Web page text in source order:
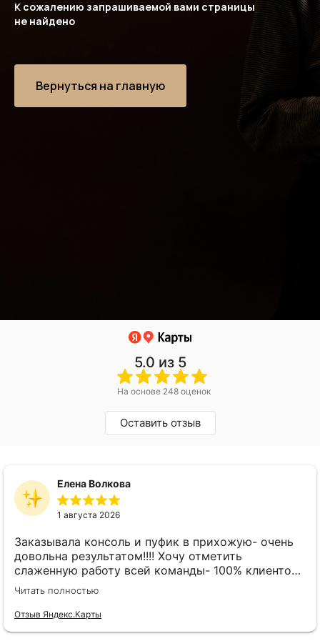
К сожалению запрашиваемой вами страницы
не найдено
Вернуться на главную
5.0 из 5
На основе 248 оценок
Оставить отзыв
Елена Волкова
1 августа 2026
Заказывала консоль и пуфик в прихожую- очень
довольна результатом!!!! Хочу отметить
слаженную работу всей команды- 100% клиенто
ориентированная команда!!!! При заказе
внимательно слушают заказчика , что очень
облегчает подбор материала и цвета. Четкая
Читать полностью
Отзыв Яндекс.Карты